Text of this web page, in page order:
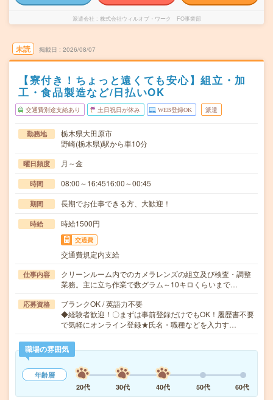
派遣会社 株式会社ウィルオブ・ワーク FO事業部
未読 掲載日 2026/08/07
【寮付き！ちょっと遠くても安心】組立・加
工・食品製造など/日払いOK
交通費別途支給あり 土日祝日が休み WEB登録OK 派遣
勤務地
栃木県大田原市
野崎(栃木県)駅から車10分
曜日頻度 月～金
時間 08:00～16:4516:00～00:45
期間 長期でお仕事できる方、大歓迎！
時給 時給1500円
交通費
交通費規定内支給
仕事内容
クリーンルーム内でのカメラレンズの組立及び検査・調整
業務。主に立ち作業で数グラム～10キロくらいまで…
応募資格
ブランクOK / 英語力不要
◆経験者歓迎！〇まずは事前登録だけでもOK！履歴書不要
で気軽にオンライン登録★氏名・職種などを入力す…
職場の雰囲気
年齢層
20代
30代 40代 50代 60代